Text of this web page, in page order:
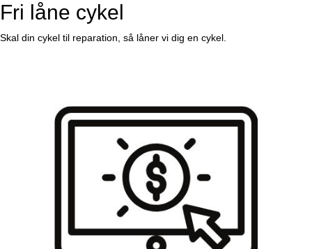
Fri låne cykel
Skal din cykel til reparation, så låner vi dig en cykel.